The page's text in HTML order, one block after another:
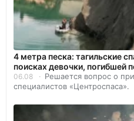
4 метра песка: тагильские
поисках девочки, погибшей
06.08
Решается вопрос о
специалистов «Центроспаса».